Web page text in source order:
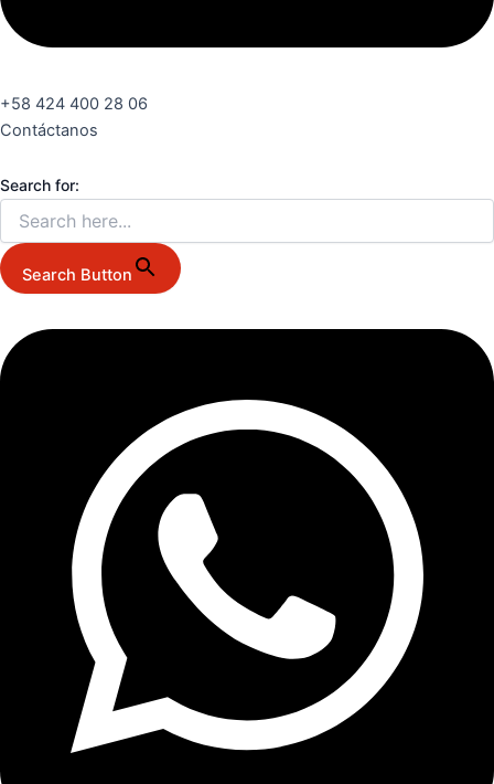
+58 424 400 28 06
Contáctanos
Search for:
Search Button